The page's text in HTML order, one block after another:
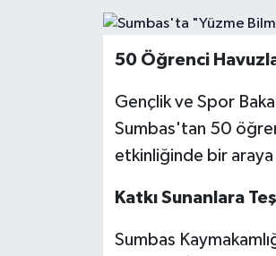
50 Öğrenci
Gençlik ve Spor
Sumbas'tan 50
etkinliğinde bir
Katkı Sunanlara
Sumbas